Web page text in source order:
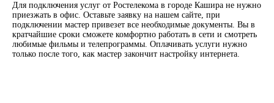
Для подключения услуг от Ростелекома в городе Кашира не нужно
приезжать в офис. Оставьте заявку на нашем сайте, при
подключении мастер привезет все необходимые документы. Вы в
кратчайшие сроки сможете комфортно работать в сети и смотреть
любимые фильмы и телепрограммы. Оплачивать услуги нужно
только после того, как мастер закончит настройку интернета.